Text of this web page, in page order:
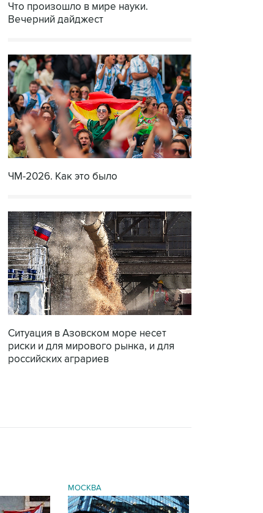
Что произошло в мире науки.
Вечерний дайджест
ЧМ-2026. Как это было
Ситуация в Азовском море несет
риски и для мирового рынка, и для
российских аграриев
МОСКВА